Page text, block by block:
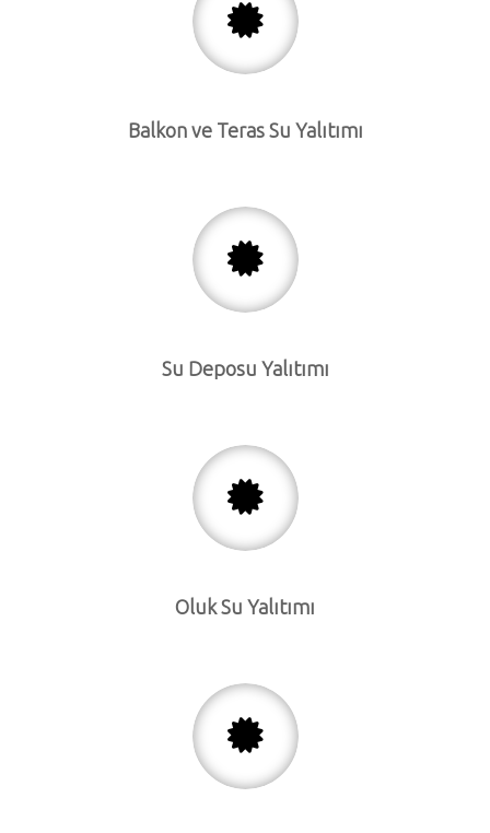
Balkon ve Teras Su Yalıtımı
Su Deposu Yalıtımı
Oluk Su Yalıtımı